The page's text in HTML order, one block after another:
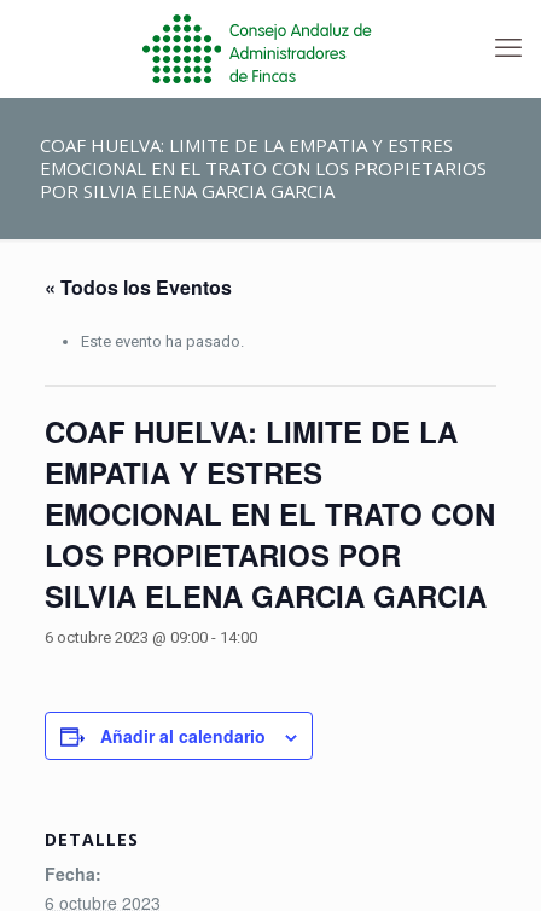
COAF HUELVA: LIMITE DE LA EMPATIA Y ESTRES
EMOCIONAL EN EL TRATO CON LOS PROPIETARIOS
POR SILVIA ELENA GARCIA GARCIA
« Todos los Eventos
Este evento ha pasado.
COAF HUELVA: LIMITE DE LA
EMPATIA Y ESTRES
EMOCIONAL EN EL TRATO CON
LOS PROPIETARIOS POR
SILVIA ELENA GARCIA GARCIA
6 octubre 2023 @ 09:00- 14:00
Añadir al calendario
DETALLES
Fecha:
6 octubre 2023